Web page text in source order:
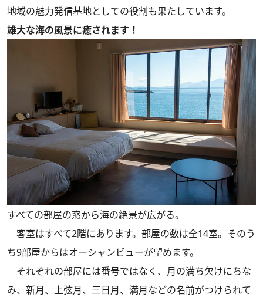
地域の魅力発信基地としての役割も果たしています。
雄大な海の風景に癒されます！
すべての部屋の窓から海の絶景が広がる。
客室はすべて2階にあります。部屋の数は全14室。そのう
ち9部屋からはオーシャンビューが望めます。
それぞれの部屋には番号ではなく、月の満ち欠けにちな
み、新月、上弦月、三日月、満月などの名前がつけられて